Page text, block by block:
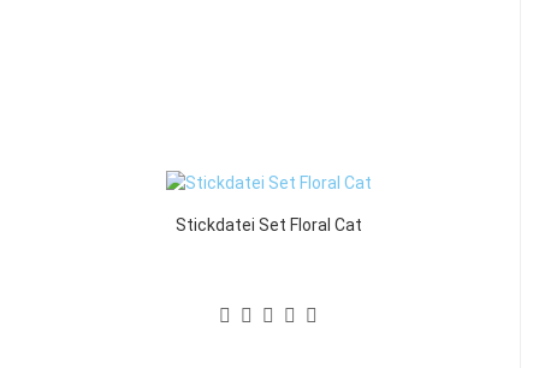
Stickdatei Set Floral Cat